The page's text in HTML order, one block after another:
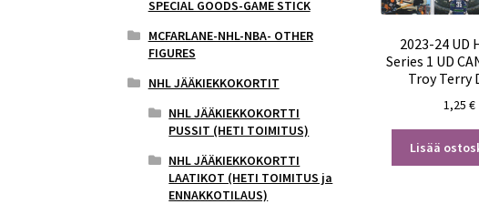
2023-24 UD
Series 1 UD
Troy Terry
1,25 €
Lisää
SPECIAL GOODS-GAME STICK
MCFARLANE-NHL-NBA- OTHER
FIGURES
NHL JÄÄKIEKKOKORTIT
NHL JÄÄKIEKKOKORTTI
PUSSIT (HETI TOIMITUS)
NHL JÄÄKIEKKOKORTTI
LAATIKOT (HETI TOIMITUS ja
ENNAKKOTILAUS)